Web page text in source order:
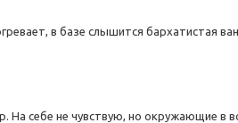
в базе слышится бархатистая
себе не чувствую, но окружающие в